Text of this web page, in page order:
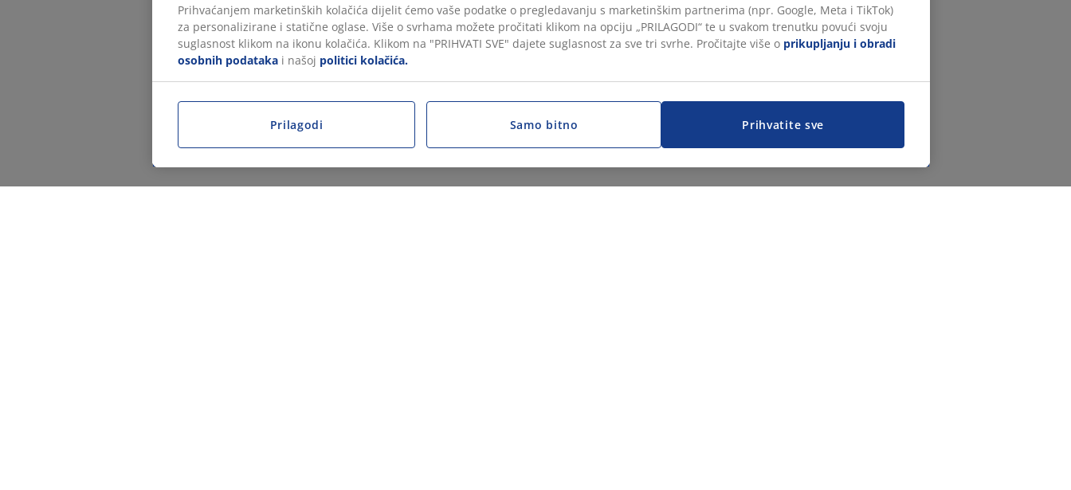
Prihvaćanjem marketinških kolačića dijelit ćemo vaše podatke o pregledavanju s marketinškim partnerima (npr. Google, Meta i TikTok)
za personalizirane i statične oglase. Više o svrhama možete pročitati klikom na opciju „PRILAGODI“ te u svakom trenutku povući svoju
suglasnost klikom na ikonu kolačića. Klikom na "PRIHVATI SVE" dajete suglasnost za sve tri svrhe. Pročitajte više o prikupljanju i obradi
osobnih podataka i našoj politici kolačića.
Prihvatite sve
Prilagodi Samo bitno